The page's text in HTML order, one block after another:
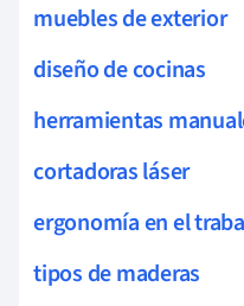
muebles de exterior
diseño de cocinas
herramientas
cortadoras láser
ergonomía en el
tipos de maderas